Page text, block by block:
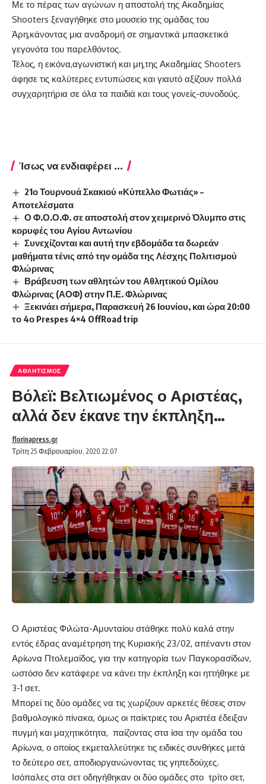
Με το πέρας των αγώνων η αποστολή της Ακαδημίας
Shooters ξεναγήθηκε στο μουσείο της ομάδας του
Άρη,κάνοντας μια αναδρομή σε σημαντικά μπασκετικά
γεγονότα του παρελθόντος.
Τέλος, η εικόνα,αγωνιστική και μη,της Ακαδημίας Shooters
άφησε τις καλύτερες εντυπώσεις και γιαυτό αξίζουν πολλά
συγχαρητήρια σε όλα τα παιδιά και τους γονείς-συνοδούς.
Ίσως να ενδιαφέρει ...
21ο Τουρνουά Σκακιού «Κύπελλο Φωτιάς» –
Αποτελέσματα
Ο Φ.Ο.Ο.Φ. σε αποστολή στον χειμερινό Όλυμπο στις
κορυφές του Αγίου Αντωνίου
Συνεχίζονται και αυτή την εβδομάδα τα δωρεάν
μαθήματα τένις από την ομάδα της Λέσχης Πολιτισμού
Φλώρινας
Βράβευση των αθλητών του Αθλητικού Ομίλου
Φλώρινας (ΑΟΦ) στην Π.Ε. Φλώρινας
Ξεκινάει σήμερα, Παρασκευή 26 Ιουνίου, και ώρα 20:00
το 4ο Prespes 4×4 OffRoad trip
ΑΘΛΗΤΙΣΜΌΣ
Βόλεϊ: Βελτιωμένος ο Αριστέας,
αλλά δεν έκανε την έκπληξη…
Τρίτη 25 Φεβρουαρίου, 2020 22:07
florinapress.gr
Ο Αριστέας Φιλώτα-Αμυνταίου στάθηκε πολύ καλά στην
εντός έδρας αναμέτρηση της Κυριακής 23/02, απέναντι στον
Αρίωνα Πτολεμαίδος, για την κατηγορία των Παγκορασίδων,
ωστόσο δεν κατάφερε να κάνει την έκπληξη και ηττήθηκε με
3-1 σετ.
Μπορεί τις δύο ομάδες να τις χωρίζουν αρκετές θέσεις στον
βαθμολογικό πίνακα, όμως οι παίκτριες του Αριστέα έδειξαν
πυγμή και μαχητικότητα, παίζοντας στα ίσα την ομάδα του
Αρίωνα, ο οποίος εκμεταλλεύτηκε τις ειδικές συνθήκες μετά
το δεύτερο σετ, αποδιοργανώνοντας τις γηπεδούχες.
Ισόπαλες στα σετ οδηγήθηκαν οι δύο ομάδες στο τρίτο σετ,